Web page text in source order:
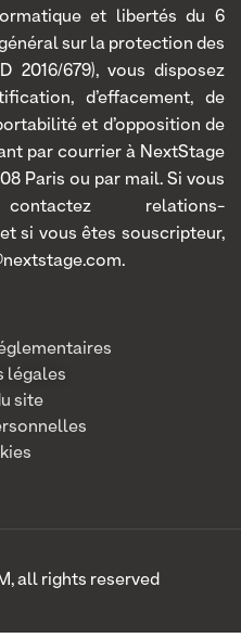
et libertés du 6
sur la protection des
2016/679), vous disposez
d’effacement, de
et d’opposition de
par courrier à NextStage
Paris ou par mail. Si vous
relations-
si vous êtes souscripteur,
légales
site
all rights reserved